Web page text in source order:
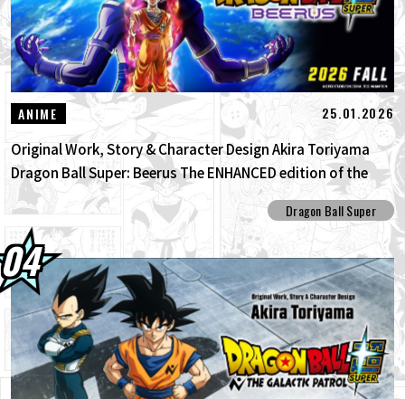
ANIME 25.01.2026
Original Work, Story & Character Design Akira Toriyama
Dragon Ball Super: Beerus The ENHANCED edition of the
anime Dragon Ball Super begins anew!
Dragon Ball Super